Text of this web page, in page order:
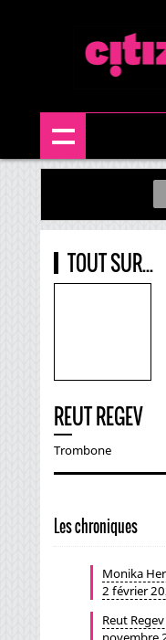
TOUT SUR...
REUT REGEV
Trombone
Les chroniques
Monika
2 février
Reut